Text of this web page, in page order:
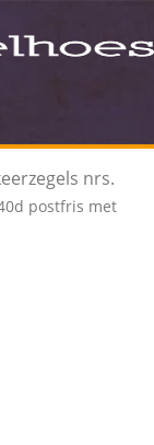
nrs.
postfris met